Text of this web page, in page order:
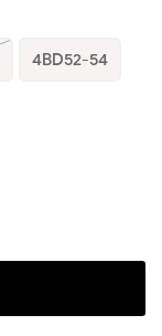
4BD52-54